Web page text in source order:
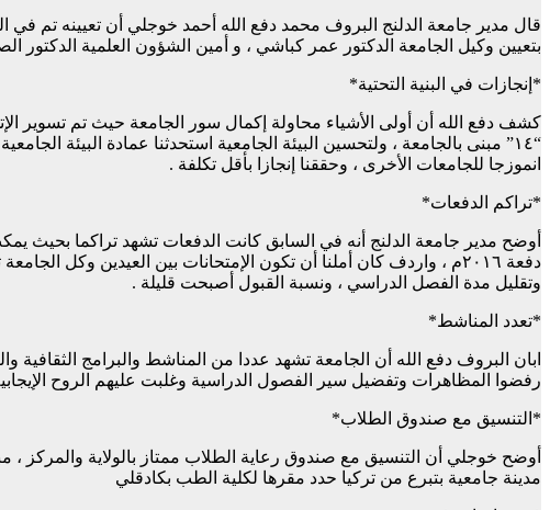
بتعيين وكيل الجامعة الدكتور عمر كباشي ، و أمين الشؤون العلمية الدكتور
*إنجازات في البنية التحتية*
كشف دفع الله أن أولى الأشياء محاولة إكمال سور الجامعة حيث تم تسوير
“١٤” مبنى بالجامعة ، ولتحسين البيئة الجامعية استحدثنا عمادة البيئة
انموزجا للجامعات الأخرى ، وحققنا إنجازا بأقل تكلفة .
*تراكم الدفعات*
دفعة ٢٠١٦م ، واردف كان أملنا أن تكون الإمتحانات بين العيدين
وتقليل مدة الفصل الدراسي ، ونسبة القبول أصبحت قليلة .
*تعدد المناشط*
ابان البروف دفع الله أن الجامعة تشهد عددا من المناشط والبرامج الثقافية
رفضوا المظاهرات وتفضيل سير الفصول الدراسية وغلبت عليهم الروح
*التنسيق مع صندوق الطلاب*
أوضح خوجلي أن التنسيق مع صندوق رعاية الطلاب ممتاز بالولاية والمركز ،
مدينة جامعية بتبرع من تركيا حدد مقرها لكلية الطب بكادقلي